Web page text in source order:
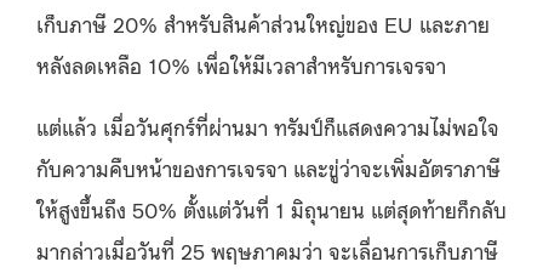
เก็บภาษี 20% สำหรับสินค้าส่วนใหญ่ของ EU และภาย
หลังลดเหลือ 10% เพื่อให้มีเวลาสำหรับการเจรจา
แต่แล้ว เมื่อวันศุกร์ที่ผ่านมา ทรัมป์ก็แสดงความไม่พอใจ
กับความคืบหน้าของการเจรจา และขู่ว่าจะเพิ่มอัตราภาษี
ให้สูงขึ้นถึง 50% ตั้งแต่วันที่ 1 มิถุนายน แต่สุดท้ายก็กลับ
มากล่าวเมื่อวันที่ 25 พฤษภาคมว่า จะเลื่อนการเก็บภาษี